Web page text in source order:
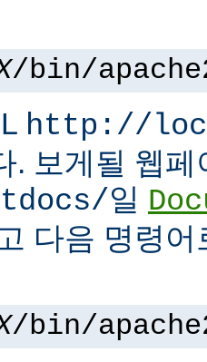
/bin/
http://
. 보게될 웹
일
다음 명령
/bin/